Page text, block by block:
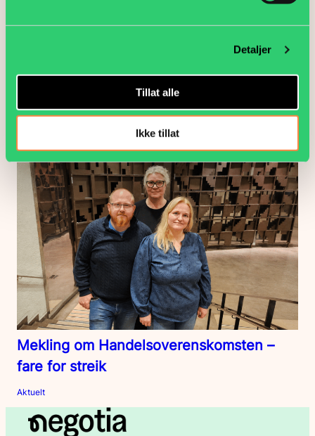
Detaljer
Tillat alle
Ikke tillat
Enighet i meklingen – streik avverget
Mekling om Handelsoverenskomsten –
fare for streik
Aktuelt